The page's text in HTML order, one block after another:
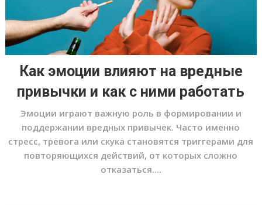
Как эмоции влияют на вредные
привычки и как с ними работать
Эмоции играют важную роль в формировании и
поддержании вредных привычек. Часто именно
стресс, тревога или скука становятся триггерами для
повторяющихся действий, от которых сложно
отказаться....